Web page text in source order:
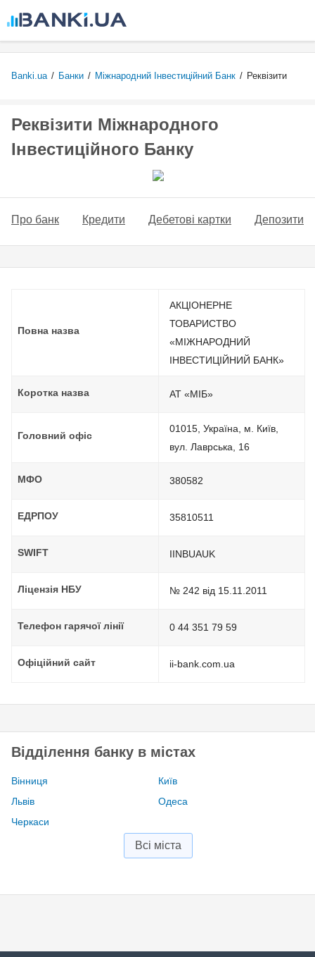
до
основного
вмісту
Banki.ua / Банки / Міжнародний Інвестиційний Банк / Реквізити
Реквізити Міжнародного
Інвестиційного Банку
Про банк Кредити Дебетові картки Депозити
Повна назва
АКЦІОНЕРНЕ
ТОВАРИСТВО
«МІЖНАРОДНИЙ
ІНВЕСТИЦІЙНИЙ БАНК»
Коротка назва АТ «МІБ»
Головний офіс
01015, Україна, м. Київ,
вул. Лаврcька, 16
МФО 380582
ЕДРПОУ 35810511
SWIFT IINBUAUK
Ліцензія НБУ № 242 від 15.11.2011
Телефон гарячої лінії 0 44 351 79 59
Офіційний сайт ii-bank.com.ua
Відділення банку в містах
Вінниця
Київ
Львів
Одеса
Черкаси
Всі міста